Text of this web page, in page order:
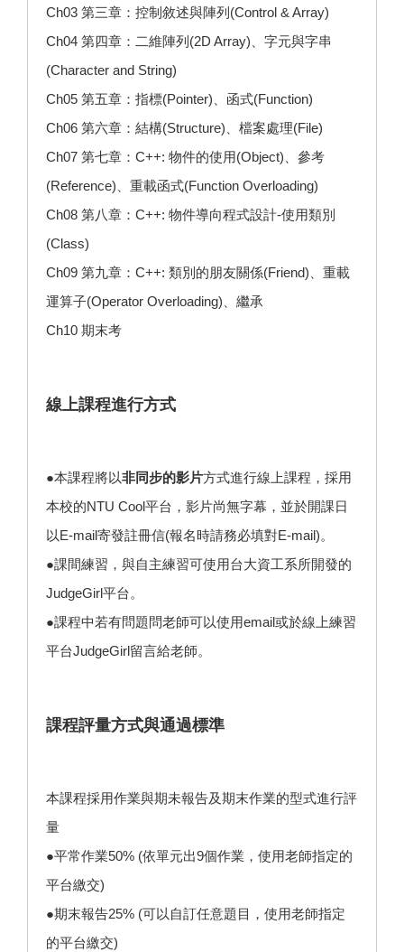
Ch03 第三章：控制敘述與陣列(Control & Array)
Ch04 第四章：二維陣列(2D Array)、字元與字串
(Character and String)
Ch05 第五章：指標(Pointer)、函式(Function)
Ch06 第六章：結構(Structure)、檔案處理(File)
Ch07 第七章：C++: 物件的使用(Object)、參考
(Reference)、重載函式(Function Overloading)
Ch08 第八章：C++: 物件導向程式設計-使用類別
(Class)
Ch09 第九章：C++: 類別的朋友關係(Friend)、重載
運算子(Operator Overloading)、繼承
Ch10 期末考
線上課程進行方式
●本課程將以非同步的影片方式進行線上課程，採用
本校的NTU Cool平台，影片尚無字幕，並於開課日
以E-mail寄發註冊信(報名時請務必填對E-mail)。
●課間練習，與自主練習可使用台大資工系所開發的
JudgeGirl平台。
●課程中若有問題問老師可以使用email或於線上練習
平台JudgeGirl留言給老師。
課程評量方式與通過標準
本課程採用作業與期未報告及期末作業的型式進行評
量
●平常作業50% (依單元出9個作業，使用老師指定的
平台繳交)
●期末報告25% (可以自訂任意題目，使用老師指定
的平台繳交)